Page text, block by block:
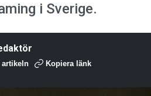
i Sverige.
artikeln Kopiera länk